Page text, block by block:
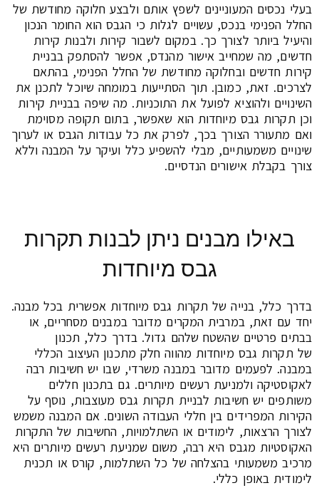
בעלי נכסים המעוניינים לשפץ אותם ולבצע חלוקה מחודשת של
החלל הפנימי בנכס, עשויים לגלות כי הגבס הוא החומר הנכון
והיעיל ביותר לצורך כך. במקום לשבור קירות ולבנות קירות
חדשים, מה שמחייב אישור מהנדס, אפשר להסתפק בבניית
קירות חדשים ובחלוקה מחודשת של החלל הפנימי, בהתאם
לצרכים. זאת, כמובן. תוך הסתייעות במומחה שיוכל לתכנן את
השינויים ולהוציא לפועל את התוכניות. מה שיפה בבניית קירות
וכן תקרות גבס מיוחדות הוא שאפשר, בתום תקופה מסוימת
ואם מתעורר הצורך בכך, לפרק את כל עבודות הגבס או לערוך
שינויים משמעותיים, מבלי להשפיע כלל ועיקר על המבנה וללא
צורך בקבלת אישורים הנדסיים.
באילו מבנים ניתן לבנות תקרות
גבס מיוחדות
בדרך כלל, בנייה של תקרות גבס מיוחדות אפשרית בכל מבנה.
יחד עם זאת, במרבית המקרים מדובר במבנים מסחריים, או
בבתים פרטיים שהשטח שלהם גדול. בדרך כלל, תכנון
של תקרות גבס מיוחדות מהווה חלק מתכנון העיצוב הכללי
במבנה. לפעמים מדובר במבנה משרדי, שבו יש חשיבות רבה
לאקוסטיקה ולמניעת רעשים מיותרים. גם בתכנון חללים
משותפים יש חשיבות לבניית תקרות גבס מעוצבות, נוסף על
הקירות המפרידים בין חללי העבודה השונים. אם המבנה משמש
לצורך הרצאות, לימודים או השתלמויות, החשיבות של התקרות
האקוסטיות מגבס היא רבה, משום שמניעת רעשים מיותרים היא
מרכיב משמעותי בהצלחה של כל השתלמות, קורס או תכנית
לימודית באופן כללי.